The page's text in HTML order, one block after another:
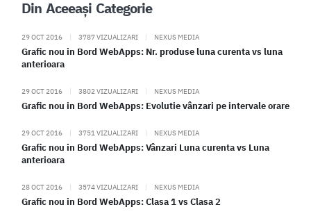
Din Aceeași Categorie
29 OCT 2016 | 3787 VIZUALIZARI | NEXUS MEDIA
Grafic nou in Bord WebApps: Nr. produse luna curenta vs luna
anterioara
29 OCT 2016 | 3802 VIZUALIZARI | NEXUS MEDIA
Grafic nou in Bord WebApps: Evolutie vânzari pe intervale orare
29 OCT 2016 | 3751 VIZUALIZARI | NEXUS MEDIA
Grafic nou in Bord WebApps: Vânzari Luna curenta vs Luna
anterioara
28 OCT 2016 | 3574 VIZUALIZARI | NEXUS MEDIA
Grafic nou in Bord WebApps: Clasa 1 vs Clasa 2